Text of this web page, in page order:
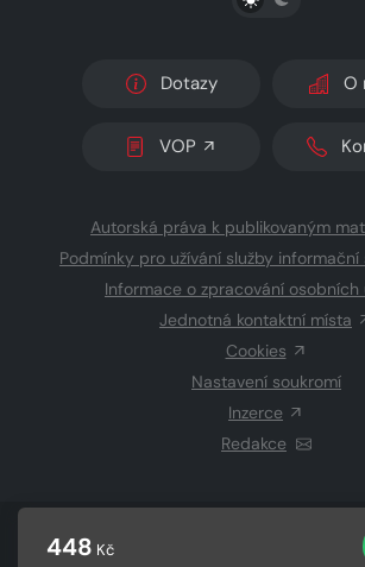
448 Kč
Dotazy O
VOP
Autorská práva k publikovaným
Podmínky pro užívání služby
Informace o zpracování osobních
Jednotná kontaktní místa
Cookies
Nastavení soukromí
Inzerce
Redakce
© 2026 Copyright CZECH NEWS